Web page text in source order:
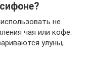
не
чая или кофе.
улуны,